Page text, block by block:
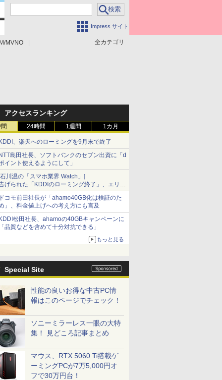
Impress サイト
全カテゴリ
MVNO
アクセスランキング
24時間 1週間 1カ月
、楽天へのローミングを9月末で終了
島田社長、ソフトバンクのセブン出資に「d
イント使えるようにして」
川温の「スマホ業界 Watch」]
げられた「KDDIのローミング終了」、エリア
ップの落とし穴と楽天モバイルの課題
コモ前田社長が「ahamo40GB化は検証のた
」、料金値上げへの考え方にも言及
松田社長、ahamoの40GBキャンペーンに
品質などを含めて十分対抗できる」
もっと見る
Special Site
性能の良いお得な中古PC情
報はこのページでチェック！
ソニーミラーレス一眼の大特
集！ 見どころ記事まとめ
マウス、RTX 5060 Ti搭載ゲ
ーミングPCが7万5,000円オ
フで30万円台！